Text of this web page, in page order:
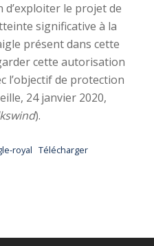
d’exploiter le projet de
significative à la
présent dans cette
cette autorisation
l’objectif de protection
24 janvier 2020,
).
royal Télécharger